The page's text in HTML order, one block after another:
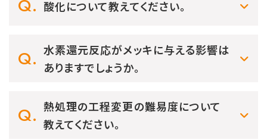
酸化について教えてください。
水素還元反応がメッキに与える影響は
ありますでしょうか。
熱処理の工程変更の難易度について
教えてください。